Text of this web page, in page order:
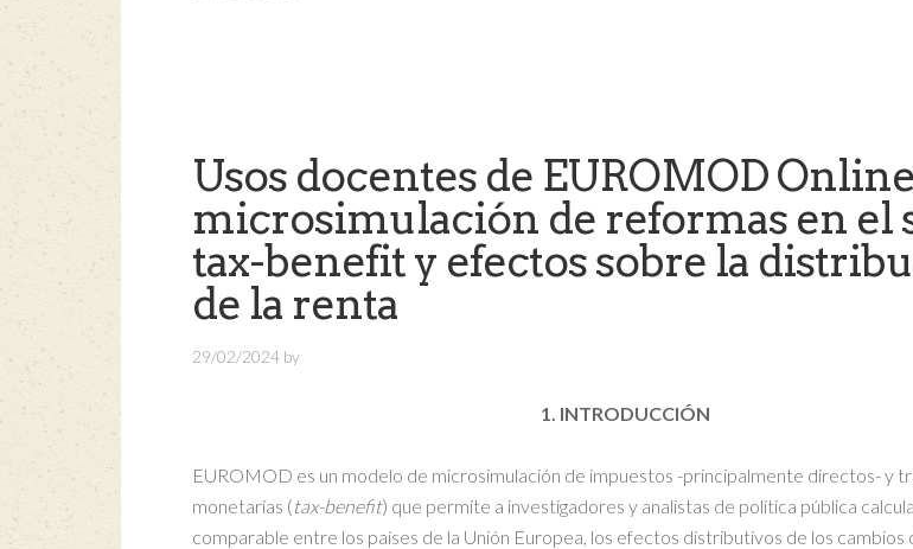
Usos docentes de EUROMOD
microsimulación de reformas en el
tax-benefit y efectos sobre la
de la renta
29/02/2024 by
1. INTRODUCCIÓN
EUROMOD es un modelo de microsimulación de impuestos -principalmente directos- y
monetarias (tax-benefit) que permite a investigadores y analistas de política pública
comparable entre los países de la Unión Europea, los efectos distributivos de los cambios